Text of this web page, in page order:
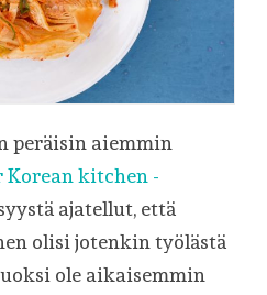
peräisin aiemmin
Korean kitchen -
ajatellut, että
olisi jotenkin työlästä
ole aikaisemmin